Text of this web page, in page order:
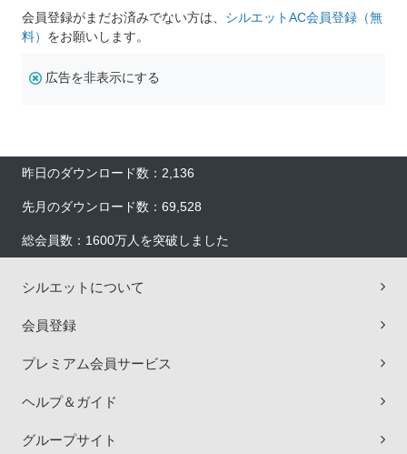
会員登録がまだお済みでない方は、 シルエットAC会員登録（無
料） をお願いします。
広告を非表示にする
昨日のダウンロード数：2,136
先月のダウンロード数：69,528
総会員数：1600万人を突破しました
シルエットについて
会員登録
プレミアム会員サービス
ヘルプ＆ガイド
グループサイト